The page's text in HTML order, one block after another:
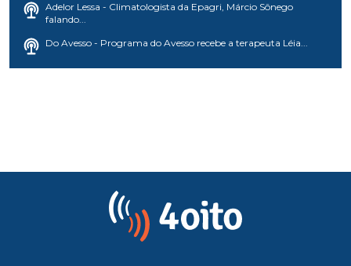
Adelor Lessa - Climatologista da Epagri, Márcio Sônego
falando...
Do Avesso - Programa do Avesso recebe a terapeuta Léia...